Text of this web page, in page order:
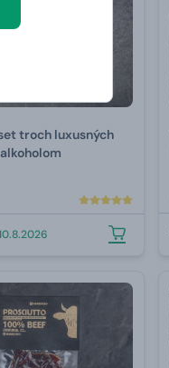
troch luxusných